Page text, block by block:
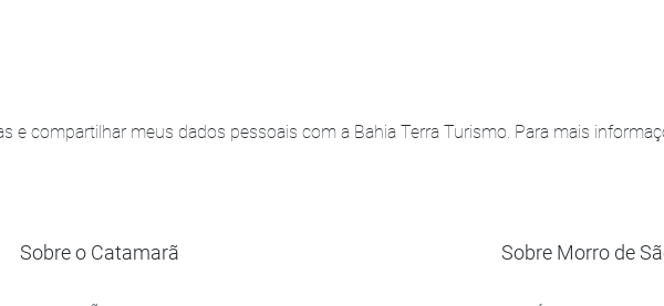
Sobre Morro de
Sobre o Catamarã
e compartilhar meus dados pessoais com a Bahia Terra Turismo. Para mais